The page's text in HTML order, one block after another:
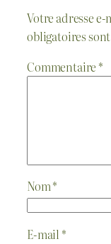
Votre adresse e-
obligatoires
Commentaire *
Nom*
E-mail *